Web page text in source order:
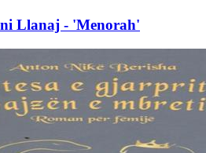
Llanaj - 'Menorah'